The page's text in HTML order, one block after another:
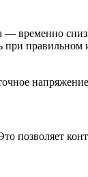
— временно
правильном
позволяет